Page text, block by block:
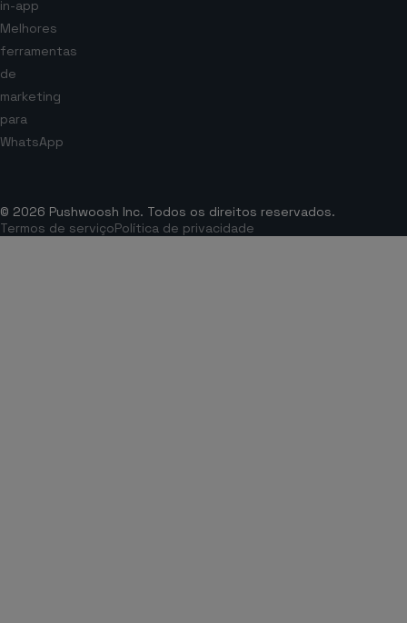
in-app
Melhores
ferramentas
de
marketing
para
WhatsApp
© 2026 Pushwoosh Inc. Todos os direitos reservados.
Termos de serviçoPolítica de privacidade